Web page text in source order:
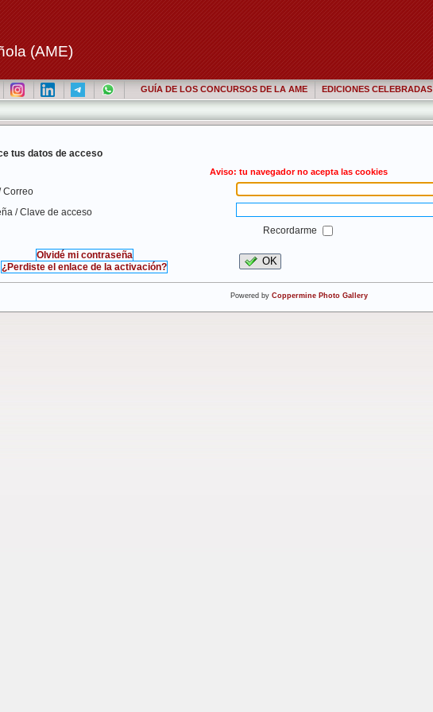
(AME)
GUÍA DE LOS CONCURSOS DE LA AME EDICIONES CELEBRADAS
tus datos de acceso
Aviso: tu navegador no acepta las cookies
Correo
/ Clave de acceso
Recordarme
Olvidé mi contraseña
¿Perdiste el enlace de la activación?
OK
Powered by Coppermine Photo Gallery